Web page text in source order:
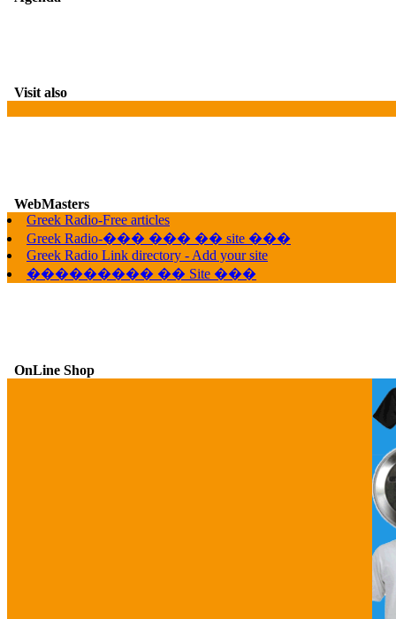
Visit also
WebMasters
Greek Radio-Free articles
Greek Radio-��� ��� �� site ���
Greek Radio Link directory - Add your site
��������� �� Site ���
OnLine Shop